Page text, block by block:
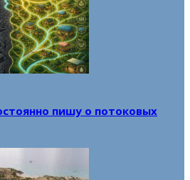
пишу о потоковых